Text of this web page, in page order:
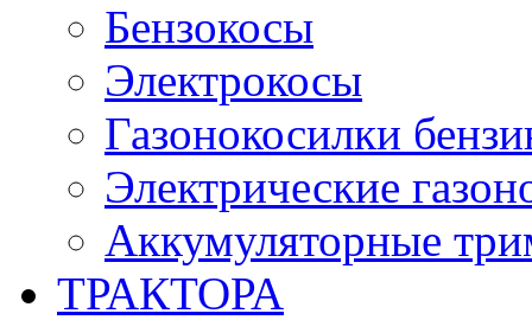
Бензокосы
Электрокосы
Газонокосилки
Электрические
Аккумуляторные
ТРАКТОРА